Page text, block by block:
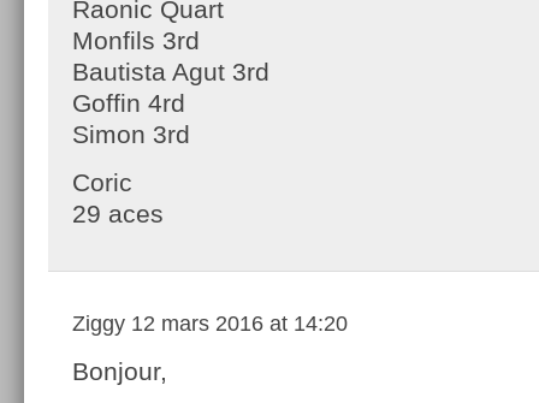
Raonic Quart
Monfils 3rd
Bautista Agut 3rd
Goffin 4rd
Simon 3rd
Coric
29 aces
Ziggy 12 mars 2016 at 14:20
Bonjour,